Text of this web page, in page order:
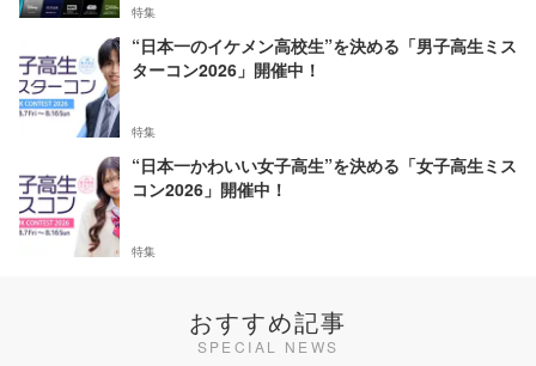
特集
“日本一のイケメン高校生”を決める「男子高生ミス
ターコン2026」開催中！
特集
“日本一かわいい女子高生”を決める「女子高生ミス
コン2026」開催中！
特集
おすすめ記事
SPECIAL NEWS